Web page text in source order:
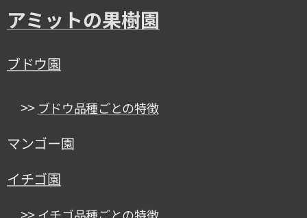
アミットの果樹園
ブドウ園
>> ブドウ品種ごとの特徴
マンゴー園
イチゴ園